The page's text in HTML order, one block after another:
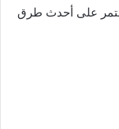
على أحدث طرق